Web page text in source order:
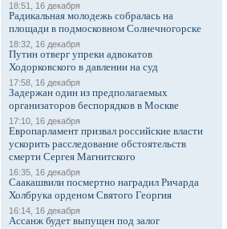
18:51, 16 декабря
Радикальная молодежь собралась на
площади в подмосковном Солнечногорске
18:32, 16 декабря
Путин отверг упреки адвокатов
Ходорковского в давлении на суд
17:58, 16 декабря
Задержан один из предполагаемых
организаторов беспорядков в Москве
17:10, 16 декабря
Европарламент призвал российские власти
ускорить расследование обстоятельств
смерти Сергея Магнитского
16:35, 16 декабря
Саакашвили посмертно наградил Ричарда
Холбрука орденом Святого Георгия
16:14, 16 декабря
Ассанж будет выпущен под залог